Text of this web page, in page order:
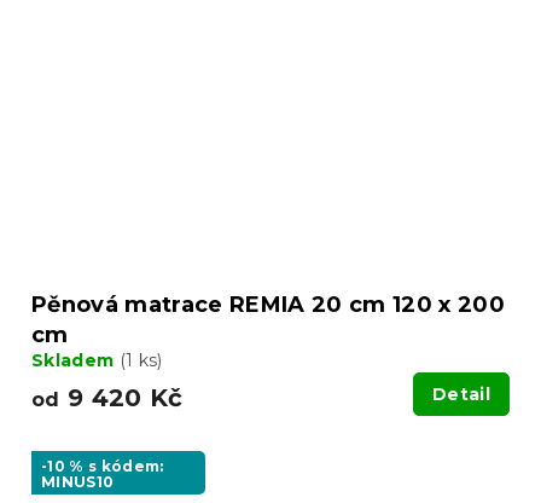
Pěnová matrace REMIA 20 cm 120 x 200
cm
Skladem (1 ks)
od 9 420 Kč Detail
-10 % s kódem:
MINUS10